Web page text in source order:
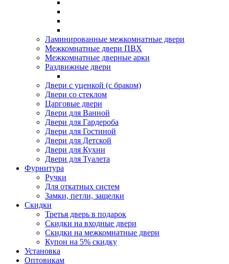
Ламинированные межкомнатные двери
Межкомнатные двери ПВХ
Межкомнатные дверные арки
Раздвижные двери
Двери с уценкой (с браком)
Двери со стеклом
Царговые двери
Двери для Ванной
Двери для Гардероба
Двери для Гостиной
Двери для Детской
Двери для Кухни
Двери для Туалета
Фурнитура
Ручки
Для откатных систем
Замки, петли, защелки
Скидки
Третья дверь в подарок
Скидки на входные двери
Скидки на межкомнатные двери
Купон на 5% скидку
Установка
Оптовикам